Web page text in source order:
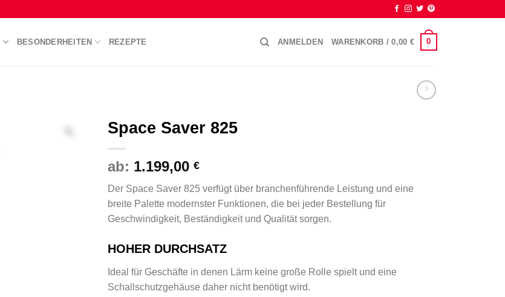
BESONDERHEITEN REZEPTE ANMELDEN WARENKORB /0,00 € 0
Space Saver 825
ab: 1.199,00 €
Der Space Saver 825 verfügt über branchenführende Leistung und eine
breite Palette modernster Funktionen, die bei jeder Bestellung für
Geschwindigkeit, Beständigkeit und Qualität sorgen.
HOHER DURCHSATZ
Ideal für Geschäfte in denen Lärm keine große Rolle spielt und eine
Schallschutzgehäuse daher nicht benötigt wird.